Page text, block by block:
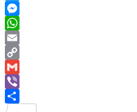
Twitter
Messenger
WhatsApp
Email
Copy
Link
Gmail
Viber